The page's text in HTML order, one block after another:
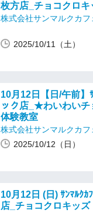
枚方店_チョコクロ
株式会社サンマルクカフ
2025/10/11（土）
10月12日【日/午前】
ック店_★わいわい
体験教室
株式会社サンマルクカフ
2025/10/12（日）
10月12日 (日) ｻﾝﾏﾙｸ
店_チョコクロキッ